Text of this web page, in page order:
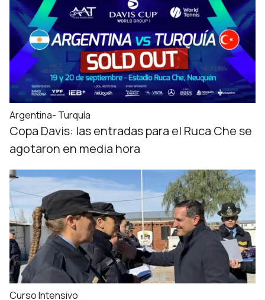
Argentina- Turquía
Copa Davis: las entradas para el Ruca Che se
agotaron en media hora
Curso Intensivo